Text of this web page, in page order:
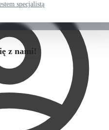
specjalistą
z nami!